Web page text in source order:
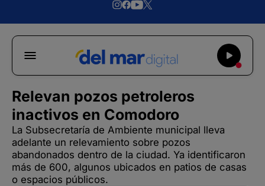
Relevan pozos petroleros
inactivos en Comodoro
La Subsecretaría de Ambiente municipal lleva
adelante un relevamiento sobre pozos
abandonados dentro de la ciudad. Ya identificaron
más de 600, algunos ubicados en patios de casas
o espacios públicos.